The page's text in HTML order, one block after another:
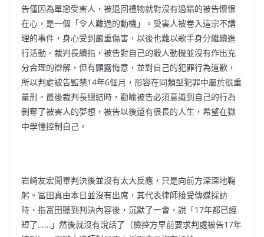
告僅因為單戀受害人，被退回禮物就對沒有過錯的被告懷恨
在心，是一個「令人難過的動機」。受害人被卷入這宗不講
理的事件，身心受到嚴重傷害，以後也難以歌手身分繼續進
行活動。裁判長續指，被告對自己的殺人動機並沒有作出充
分合理的辯解，但有顯露悔意，並對自己的犯罪行為道歉，
所以判處被告監禁14年6個月，形容在同類型犯罪中屬於很重
量刑。最後裁判長總結時，勸喻被告必須意識到自己的行為
剝奪了被害人的夢想，被告以後還有很長的人生，希望在獄
中學懂控制自己。
岩崎友宏聞畢判決後並沒有太大反應，只是向前方深深地鞠
躬。冨田真由本日並沒有出席，其代表律師接受傳媒採訪
時，指冨田聽到判決內容後，沉默了一會，說「17年都已經
短了……」然後就沒有說話了（檢控方早前要求判處被告17年